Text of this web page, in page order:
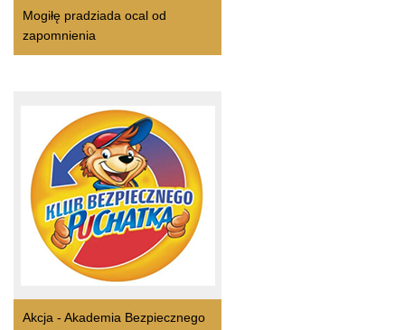
Mogiłę pradziada ocal od
zapomnienia
Akcja - Akademia Bezpiecznego